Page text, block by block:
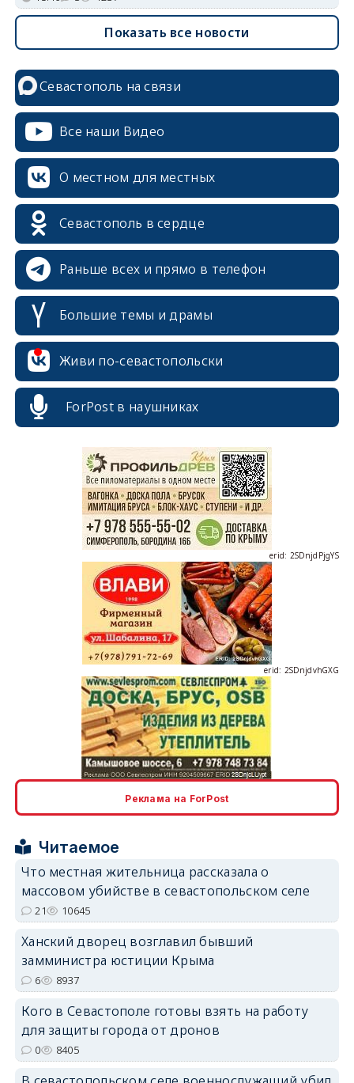
Показать все новости
Севастополь на связи
Все наши Видео
О местном для местных
Севастополь в сердце
Раньше всех и прямо в телефон
Большие темы и драмы
Живи по-севастопольски
ForPost в наушниках
erid: 2SDnjcrDNw6
erid: 2SDnjdPjgYS
erid: 2SDnjdvhGXG
erid: 2SDnjdvhGXG
Реклама на ForPost
Читаемое
Что местная жительница рассказала о
массовом убийстве в севастопольском селе
21 10645
Ханский дворец возглавил бывший
замминистра юстиции Крыма
6 8937
Кого в Севастополе готовы взять на работу
для защиты города от дронов
0 8405